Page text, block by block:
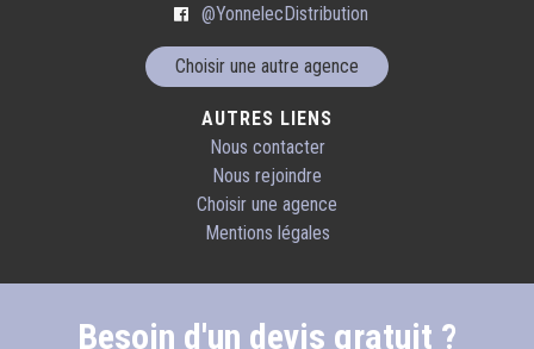
@YonnelecDistribution
Choisir une autre agence
AUTRES LIENS
Nous contacter
Nous rejoindre
Choisir une agence
Mentions légales
Besoin d'un devis gratuit ?